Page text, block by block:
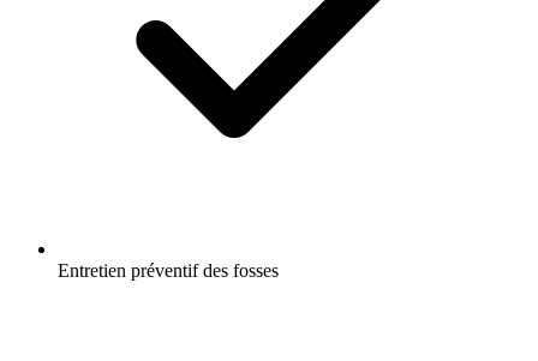
Entretien préventif des fosses